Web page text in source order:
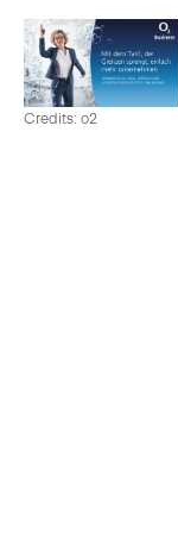
Credits: o2